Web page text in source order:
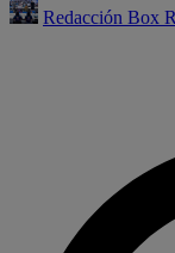
Redacción Box